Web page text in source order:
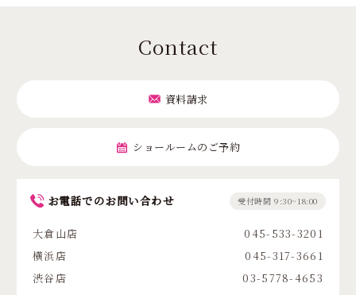
Contact
資料請求
ショールームのご予約
お電話でのお問い合わせ 受付時間 9:30~18:00
大倉山店
045-533-3201
横浜店
045-317-3661
渋谷店
03-5778-4653